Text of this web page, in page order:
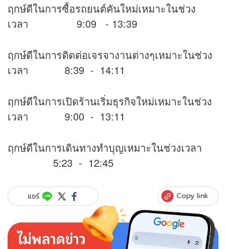
ฤกษ์ดีในการซื้อรถยนต์คันใหม่เหมาะในช่วง
เวลา 9:09 - 13:39
ฤกษ์ดีในการติดต่อเจรจางานต่างๆเหมาะในช่วง
เวลา 8:39 - 14:11
ฤกษ์ดีในการเปิดร้านเริ่มธุรกิจใหม่เหมาะในช่วง
เวลา 9:00 - 13:11
ฤกษ์ดีในการเดินทางทำบุญเหมาะในช่วงเวลา
5:23 - 12:45
แชร์ Copy link